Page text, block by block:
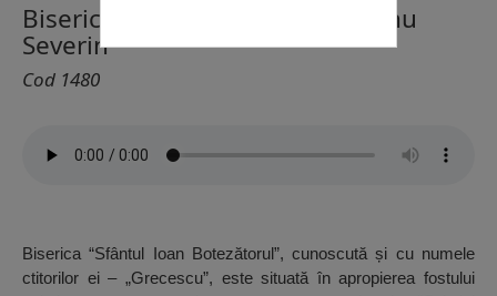
Biserica Grecescu, Drobeta Turnu
Severin
Cod 1480
Biserica “Sfântul Ioan Botezătorul”, cunoscută și cu numele
ctitorilor ei – „Grecescu”, este situată în apropierea fostului